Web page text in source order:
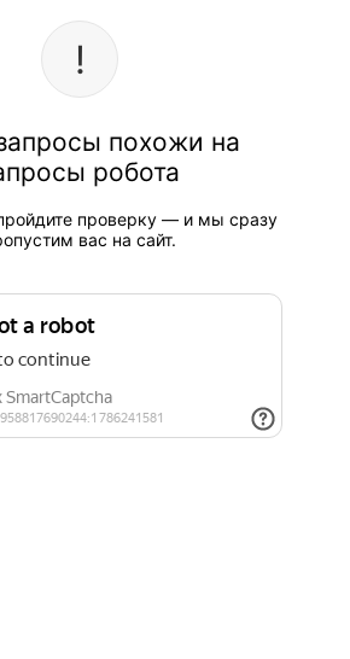
похожи на
робота
проверку — и мы сразу
вас на сайт.